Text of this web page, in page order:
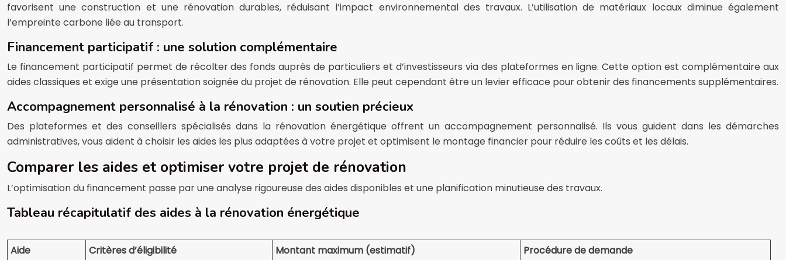
favorisent une construction et une rénovation durables, réduisant l’impact environnemental des travaux. L’utilisation de matériaux locaux diminue également
l’empreinte carbone liée au transport.
Financement participatif : une solution complémentaire
Le financement participatif permet de récolter des fonds auprès de particuliers et d’investisseurs via des plateformes en ligne. Cette option est complémentaire aux
aides classiques et exige une présentation soignée du projet de rénovation. Elle peut cependant être un levier efficace pour obtenir des financements supplémentaires.
Accompagnement personnalisé à la rénovation : un soutien précieux
Des plateformes et des conseillers spécialisés dans la rénovation énergétique offrent un accompagnement personnalisé. Ils vous guident dans les démarches
administratives, vous aident à choisir les aides les plus adaptées à votre projet et optimisent le montage financier pour réduire les coûts et les délais.
Comparer les aides et optimiser votre projet de rénovation
L’optimisation du financement passe par une analyse rigoureuse des aides disponibles et une planification minutieuse des travaux.
Tableau récapitulatif des aides à la rénovation énergétique
Aide Critères d’éligibilité Montant maximum (estimatif)
Procédure de demande